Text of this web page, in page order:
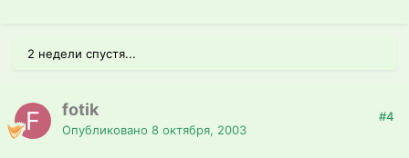
2 недели спустя...
fotik
Опубликовано 8 октября, 2003
#4